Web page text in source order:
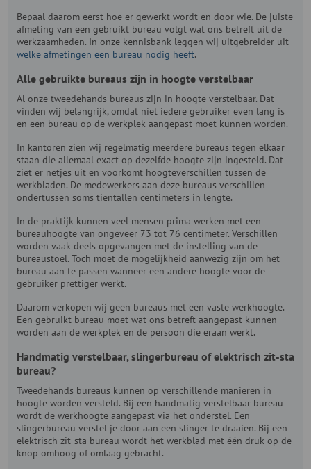
Bepaal daarom eerst hoe er gewerkt wordt en door wie. De juiste
afmeting van een gebruikt bureau volgt wat ons betreft uit de
werkzaamheden. In onze kennisbank leggen wij uitgebreider uit
welke afmetingen een bureau nodig heeft.
Alle gebruikte bureaus zijn in hoogte verstelbaar
Al onze tweedehands bureaus zijn in hoogte verstelbaar. Dat
vinden wij belangrijk, omdat niet iedere gebruiker even lang is
en een bureau op de werkplek aangepast moet kunnen worden.
In kantoren zien wij regelmatig meerdere bureaus tegen elkaar
staan die allemaal exact op dezelfde hoogte zijn ingesteld. Dat
ziet er netjes uit en voorkomt hoogteverschillen tussen de
werkbladen. De medewerkers aan deze bureaus verschillen
ondertussen soms tientallen centimeters in lengte.
In de praktijk kunnen veel mensen prima werken met een
bureauhoogte van ongeveer 73 tot 76 centimeter. Verschillen
worden vaak deels opgevangen met de instelling van de
bureaustoel. Toch moet de mogelijkheid aanwezig zijn om het
bureau aan te passen wanneer een andere hoogte voor de
gebruiker prettiger werkt.
Daarom verkopen wij geen bureaus met een vaste werkhoogte.
Een gebruikt bureau moet wat ons betreft aangepast kunnen
worden aan de werkplek en de persoon die eraan werkt.
Handmatig verstelbaar, slingerbureau of elektrisch zit-sta
bureau?
Tweedehands bureaus kunnen op verschillende manieren in
hoogte worden versteld. Bij een handmatig verstelbaar bureau
wordt de werkhoogte aangepast via het onderstel. Een
slingerbureau verstel je door aan een slinger te draaien. Bij een
elektrisch zit-sta bureau wordt het werkblad met één druk op de
knop omhoog of omlaag gebracht.